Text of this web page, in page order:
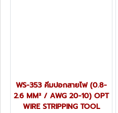
WS-353 คีมปอกสายไฟ (0.8-
2.6 MM² / AWG 20-10) OPT
WIRE STRIPPING TOOL